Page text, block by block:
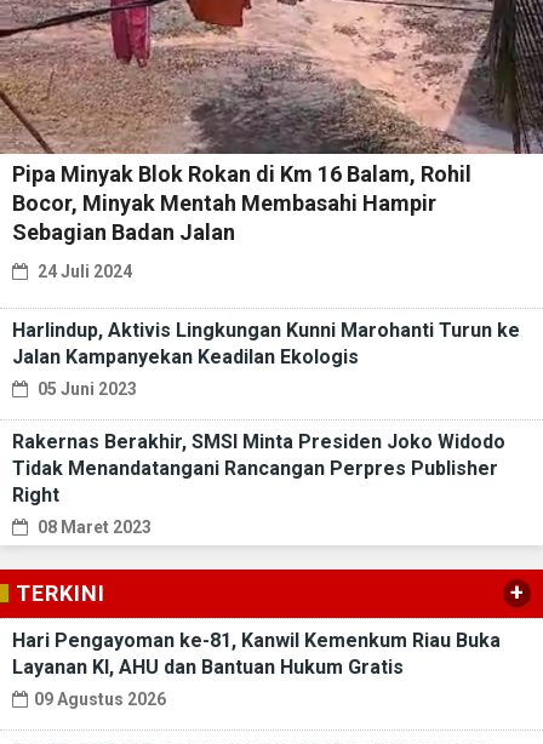
Pipa Minyak Blok Rokan di Km 16 Balam, Rohil
Bocor, Minyak Mentah Membasahi Hampir
Sebagian Badan Jalan
24 Juli 2024
Harlindup, Aktivis Lingkungan Kunni Marohanti Turun ke
Jalan Kampanyekan Keadilan Ekologis
05 Juni 2023
Rakernas Berakhir, SMSI Minta Presiden Joko Widodo
Tidak Menandatangani Rancangan Perpres Publisher
Right
08 Maret 2023
TERKINI +
Hari Pengayoman ke-81, Kanwil Kemenkum Riau Buka
Layanan KI, AHU dan Bantuan Hukum Gratis
09 Agustus 2026